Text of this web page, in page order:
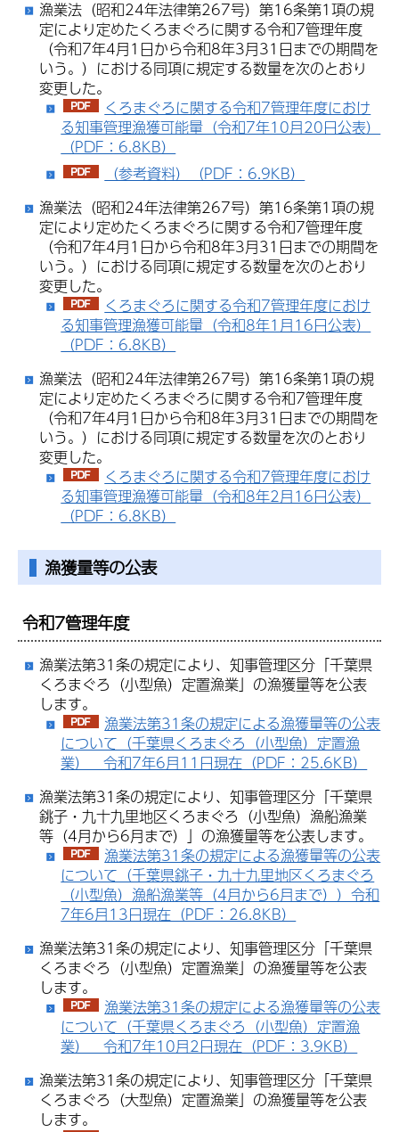
漁業法（昭和24年法律第267号）第16条第1項の規
定により定めたくろまぐろに関する令和7管理年度
（令和7年4月1日から令和8年3月31日までの期間を
いう。）における同項に規定する数量を次のとおり
変更した。
くろまぐろに関する令和7管理年度におけ
る知事管理漁獲可能量（令和7年10月20日公表）
（PDF：6.8KB）
（参考資料）（PDF：6.9KB）
漁業法（昭和24年法律第267号）第16条第1項の規
定により定めたくろまぐろに関する令和7管理年度
（令和7年4月1日から令和8年3月31日までの期間を
いう。）における同項に規定する数量を次のとおり
変更した。
くろまぐろに関する令和7管理年度におけ
る知事管理漁獲可能量（令和8年1月16日公表）
（PDF：6.8KB）
漁業法（昭和24年法律第267号）第16条第1項の規
定により定めたくろまぐろに関する令和7管理年度
（令和7年4月1日から令和8年3月31日までの期間を
いう。）における同項に規定する数量を次のとおり
変更した。
くろまぐろに関する令和7管理年度におけ
る知事管理漁獲可能量（令和8年2月16日公表）
（PDF：6.8KB）
漁獲量等の公表
令和7管理年度
漁業法第31条の規定により、知事管理区分「千葉県
くろまぐろ（小型魚）定置漁業」の漁獲量等を公表
します。
漁業法第31条の規定による漁獲量等の公表
について（千葉県くろまぐろ（小型魚）定置漁
業） 令和7年6月11日現在（PDF：25.6KB）
漁業法第31条の規定により、知事管理区分「千葉県
銚子・九十九里地区くろまぐろ（小型魚）漁船漁業
等（4月から6月まで）」の漁獲量等を公表します。
漁業法第31条の規定による漁獲量等の公表
について（千葉県銚子・九十九里地区くろまぐろ
（小型魚）漁船漁業等（4月から6月まで））令和
7年6月13日現在（PDF：26.8KB）
漁業法第31条の規定により、知事管理区分「千葉県
くろまぐろ（小型魚）定置漁業」の漁獲量等を公表
します。
漁業法第31条の規定による漁獲量等の公表
について（千葉県くろまぐろ（小型魚）定置漁
業） 令和7年10月2日現在（PDF：3.9KB）
漁業法第31条の規定により、知事管理区分「千葉県
くろまぐろ（大型魚）定置漁業」の漁獲量等を公表
します。